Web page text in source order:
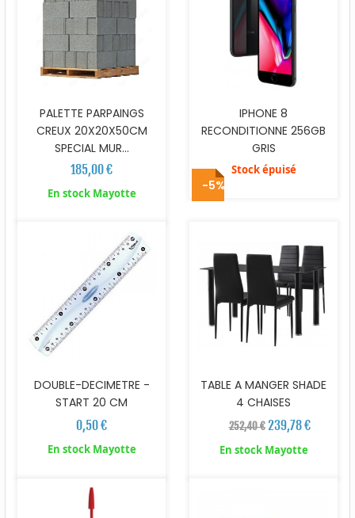
PALETTE PARPAINGS
CREUX 20X20X50CM
SPECIAL MUR...
185,00 €
En stock Mayotte
IPHONE 8
RECONDITIONNE 256GB
GRIS
Stock épuisé
DOUBLE-DECIMETRE -
START 20 CM
0,50 €
En stock Mayotte
-5%
TABLE A MANGER SHADE
4 CHAISES
252,40 € 239,78 €
En stock Mayotte